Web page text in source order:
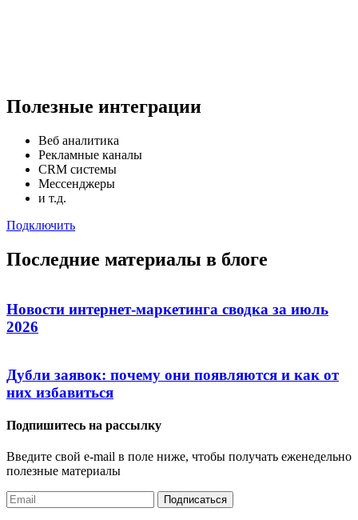
Полезные интеграции
Веб аналитика
Рекламные каналы
CRM системы
Мессенджеры
и т.д.
Подключить
Последние материалы в блоге
Новости интернет-маркетинга сводка за июль
2026
Дубли заявок: почему они появляются и как от
них избавиться
Подпишитесь на рассылку
Введите свой e-mail в поле ниже, чтобы получать еженедельно
полезные материалы